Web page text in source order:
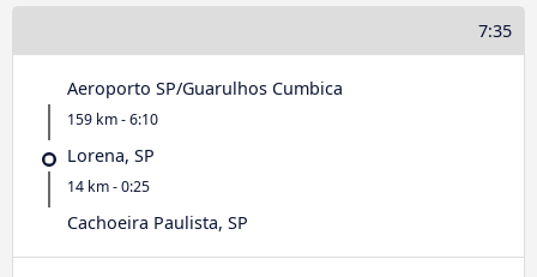
7:35
Aeroporto SP/Guarulhos Cumbica
159 km - 6:10
Lorena, SP
14 km - 0:25
Cachoeira Paulista, SP